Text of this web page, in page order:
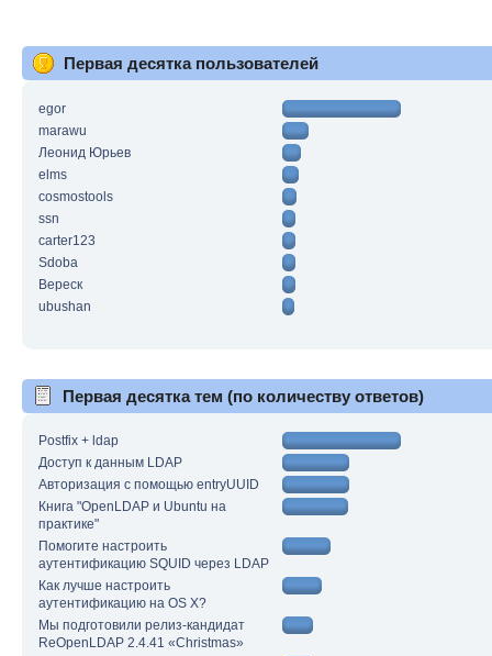
Первая десятка пользователей
egor
marawu
Леонид Юрьев
elms
cosmostools
ssn
carter123
Sdoba
Вереск
ubushan
Первая десятка тем (по количеству ответов)
Postfix + ldap
Доступ к данным LDAP
Авторизация с помощью entryUUID
Книга "OpenLDAP и Ubuntu на
практике"
Помогите настроить
аутентификацию SQUID через LDAP
Как лучше настроить
аутентификацию на OS X?
Мы подготовили релиз-кандидат
ReOpenLDAP 2.4.41 «Christmas»